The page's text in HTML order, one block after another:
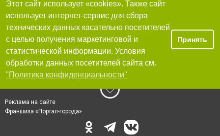
Этот сайт использует «cookies». Также сайт
использует интернет-сервис для сбора
технических данных касательно посетителей
с целью получения маркетинговой и
статистической информации. Условия
обработки данных посетителей сайта см.
"Политика конфиденциальности"
Принять
Реклама на сайте
Франшиза «Портал-города»